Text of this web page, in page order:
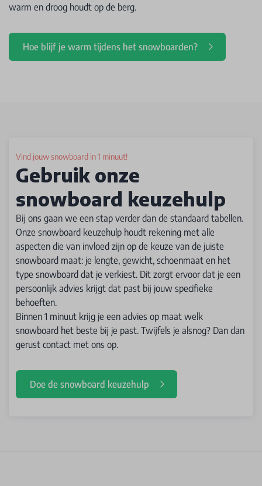
warm en droog houdt op de berg.
Hoe blijf je warm tijdens het snowboarden?
Vind jouw snowboard in 1 minuut!
Gebruik onze
snowboard keuzehulp
Bij ons gaan we een stap verder dan de standaard tabellen.
Onze snowboard keuzehulp houdt rekening met alle
aspecten die van invloed zijn op de keuze van de juiste
snowboard maat: je lengte, gewicht, schoenmaat en het
type snowboard dat je verkiest. Dit zorgt ervoor dat je een
persoonlijk advies krijgt dat past bij jouw specifieke
behoeften.
Binnen 1 minuut krijg je een advies op maat welk
snowboard het beste bij je past. Twijfels je alsnog? Dan dan
gerust contact met ons op.
Doe de snowboard keuzehulp